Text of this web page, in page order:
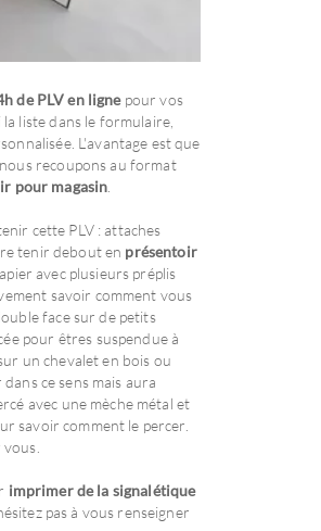
de PLV en lignepour vos
liste dans le formulaire,
L'avantage est que
recoupons au format
pour magasin
cette PLV : attaches
tenir debout en présentoir
avec plusieurs préplis
savoir comment vous
face sur de petits
pour êtres suspendue à
un chevalet en bois ou
ce sens mais aura
avec une mèche métal et
savoir comment le percer.
imprimer de la signalétique
pas à vous renseigner